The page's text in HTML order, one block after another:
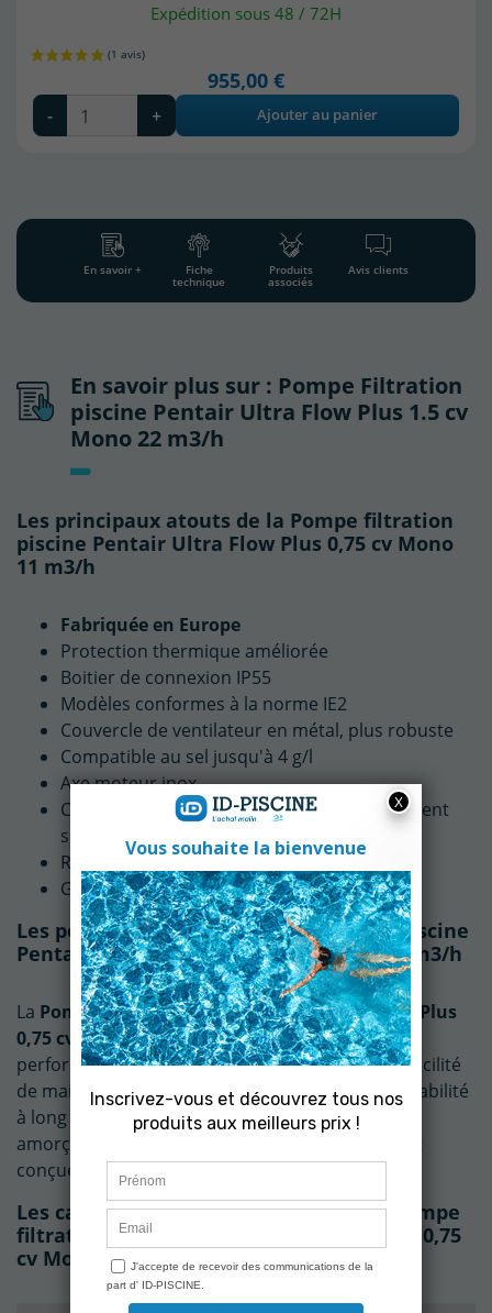
Expédition sous 48 / 72H
955,00 €
- + Ajouter au panier
En savoir + Fiche
technique
Produits
associés
Avis clients
En savoir plus sur : Pompe Filtration
piscine Pentair Ultra Flow Plus 1.5 cv
Mono 22 m3/h
Les principaux atouts de la Pompe filtration
piscine Pentair Ultra Flow Plus 0,75 cv Mono
11 m3/h
Fabriquée en Europe
Protection thermique améliorée
Boitier de connexion IP55
Modèles conformes à la norme IE2
Couvercle de ventilateur en métal, plus robuste
Compatible au sel jusqu'à 4 g/l
Axe moteur inox
Corps à paroi épaisse pour un fonctionnement
silencieux
Rapidité d'amorçage
Garantie 2 ans
Les points forts de la Pompe filtration piscine
Pentair Ultra Flow Plus 0,75 cv Mono 11 m3/h
La Pompe filtration piscine Pentair Ultra Flow Plus
0,75 cv Mono 11 m3/hpeut se targuer de
performances éco-énergétiques, d'une grande facilité
de maintenance et d'utilisation ainsi que d'une fiabilité
à long terme. Exceptionnellement silencieuse, à
amorçage rapide et polyvalente, cette pompe est
conçue pour dépasser toutes vos attentes.
Les caractéristiques techniques de la Pompe
filtration piscine Pentair Ultra Flow Plus 0,75
cv Mono 11 m3/h